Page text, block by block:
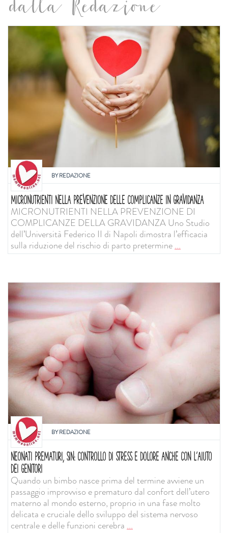
dalla Redazione
BYREDAZIONE
MICRONUTRIENTI NELLA PREVENZIONE DELLE COMPLICANZE IN GRAVIDANZA
MICRONUTRIENTI NELLA PREVENZIONE DI
COMPLICANZE DELLA GRAVIDANZA Uno Studio
dell’Università Federico II di Napoli dimostra l’efficacia
sulla riduzione del rischio di parto pretermine...
BYREDAZIONE
NEONATI PREMATURI, SIN: CONTROLLO DI STRESS E DOLORE ANCHE CON L'AIUTO
DEI GENITORI
Quando un bimbo nasce prima del termine avviene un
passaggio improvviso e prematuro dal confort dell’utero
materno al mondo esterno, proprio in una fase molto
delicata e cruciale dello sviluppo del sistema nervoso
centrale e delle funzioni cerebra...